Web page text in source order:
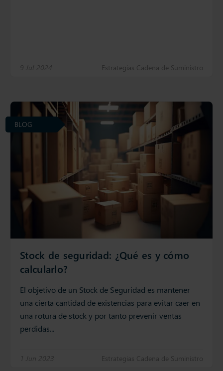
9 Jul 2024 Estrategias Cadena de Suministro
Stock de seguridad: ¿Qué es y cómo
calcularlo?
El objetivo de un Stock de Seguridad es mantener
una cierta cantidad de existencias para evitar caer en
una rotura de stock y por tanto prevenir ventas
perdidas...
1 Jun 2023 Estrategias Cadena de Suministro
BLOG